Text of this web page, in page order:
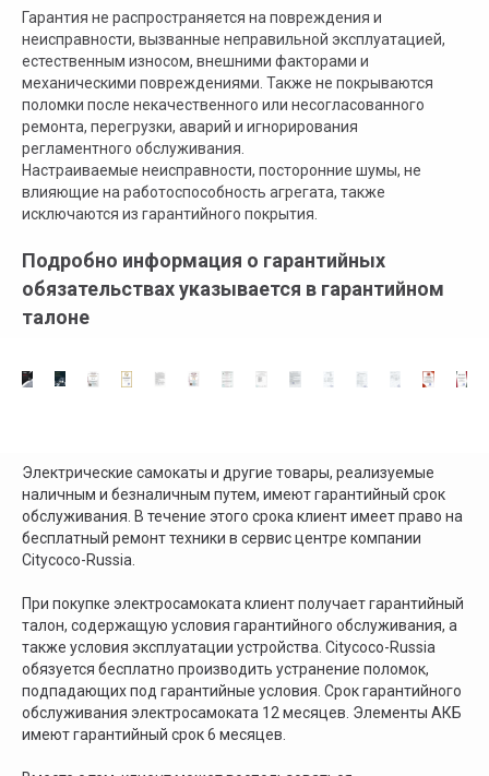
Гарантия не распространяется на повреждения и
неисправности, вызванные неправильной эксплуатацией,
естественным износом, внешними факторами и
механическими повреждениями. Также не покрываются
поломки после некачественного или несогласованного
ремонта, перегрузки, аварий и игнорирования
регламентного обслуживания.
Настраиваемые неисправности, посторонние шумы, не
влияющие на работоспособность агрегата, также
исключаются из гарантийного покрытия.
Подробно информация о гарантийных
обязательствах указывается в гарантийном
талоне
Электрические самокаты и другие товары, реализуемые
наличным и безналичным путем, имеют гарантийный срок
обслуживания. В течение этого срока клиент имеет право на
бесплатный ремонт техники в сервис центре компании
Citycoco-Russia.
При покупке электросамоката клиент получает гарантийный
талон, содержащую условия гарантийного обслуживания, а
также условия эксплуатации устройства. Citycoco-Russia
обязуется бесплатно производить устранение поломок,
подпадающих под гарантийные условия. Срок гарантийного
обслуживания электросамоката 12 месяцев. Элементы АКБ
имеют гарантийный срок 6 месяцев.
Главная
Оплата
Возврат
Блог
Аксессуары
Электроскутеры
Электросамокаты
Электротрициклы
Электроквадроциклы
Электровелосипеды
Электропогрузчики
Электромотоциклы
Для B2B
По всей России
Ежедневно с 9:00 до 21:00
Записаться на тест-драйв
Московская область, г. Мытищи, ул. Ярмарочная с4Б.
Павильон Т 10-15
г. Москва, съезд 91-й км МКАД
Получить консультацию
Гарантия
Доставка